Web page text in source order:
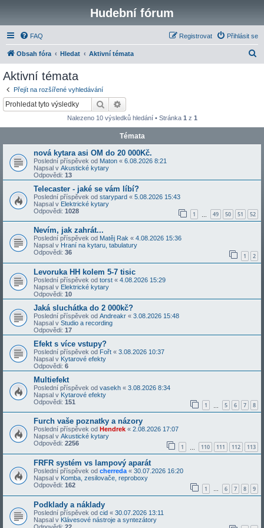
Hudební fórum
FAQ Přihlásit se
Registrovat
Obsah fóra Hledat Aktivní témata
Aktivní témata
Přejít na rozšířené vyhledávání
Hledat
Nalezeno 10 výsledků hledání • Stránka 1 z 1
Témata
nová kytara asi OM do 20 000Kč.
Poslední příspěvek od Maton « 6.08.2026 8:21
Napsal v Akustické kytary
Odpovědi: 13
Telecaster - jaké se vám líbí?
Poslední příspěvek od starypard « 5.08.2026 15:43
Napsal v Elektrické kytary
Odpovědi: 1028 1 49 50 51 52
Nevím, jak zahrát...
Poslední příspěvek od Matěj Rak « 4.08.2026 15:36
Napsal v Hraní na kytaru, tabulatury
Odpovědi: 36 1 2
Levoruka HH kolem 5-7 tisic
Poslední příspěvek od torst « 4.08.2026 15:29
Napsal v Elektrické kytary
Odpovědi: 10
Jaká sluchátka do 2 000kč?
Poslední příspěvek od Andreakr « 3.08.2026 15:48
Napsal v Studio a recording
Odpovědi: 17
Efekt s více vstupy?
Poslední příspěvek od Fořt « 3.08.2026 10:37
Napsal v Kytarové efekty
Odpovědi: 6
Multiefekt
Poslední příspěvek od vasekh « 3.08.2026 8:34
Napsal v Kytarové efekty
Odpovědi: 151 1 5 6 7 8
Furch vaše poznatky a názory
Poslední příspěvek od Hendrek « 2.08.2026 17:07
Napsal v Akustické kytary
Odpovědi: 2256 1 110 111 112 113
FRFR systém vs lampový aparát
Poslední příspěvek od cherreda « 30.07.2026 16:20
Napsal v Komba, zesilovače, reproboxy
Odpovědi: 162 1 … 6 7 8 9
Podklady a náklady
Poslední příspěvek od cid « 30.07.2026 13:11
Napsal v Klávesové nástroje a syntezátory